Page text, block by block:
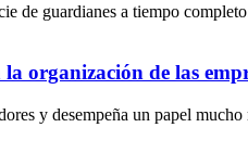
de guardianes a tiempo
organización de las
y desempeña un papel